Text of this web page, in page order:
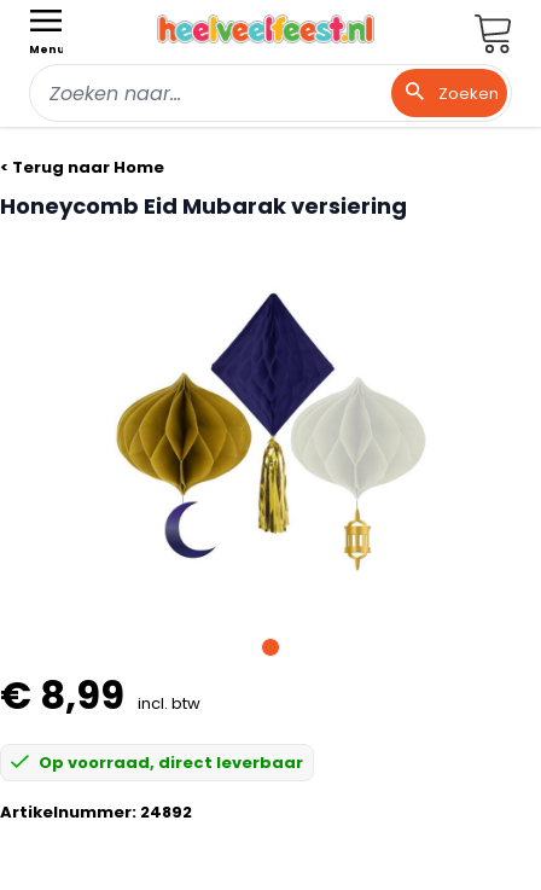
Menu
Zoeken
< Terug naar Home
Honeycomb Eid Mubarak versiering
€ 8,99 incl. btw
Op voorraad, direct leverbaar
Artikelnummer: 24892